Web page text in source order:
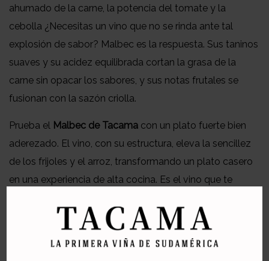
ahumado de la carne, la potencia del tomate y la
cebolla ¿Necesitas un vino que no se rinda ante tal
explosión de sabor? Malbec es la respuesta. Sus taninos
suaves y su acidez equilibrada cortan la grasa de la
carne sin opacar los sabores, y sus notas frutales se
fusionan con la sazón criolla.
Prueba el Malbec de Tacama con un plato fuerte bien
aderezado. El vino, con su estructura, eleva la sencillez
de los frijoles y el arroz, transformando un plato casero
en una experiencia de alta cocina. Es el vino que te
combinamos tradición, pasión y un poco de
atrevimiento. ¿Estás listo para darle a tu mesa esa